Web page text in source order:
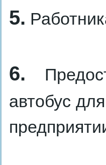
5.
6.
автобус